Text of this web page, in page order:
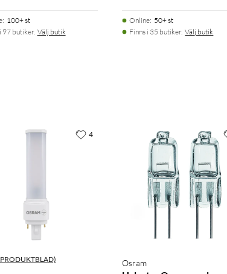
: 100+ st
97 butiker. Välj butik
Online: 50+ st
Finns i 35 butiker. Välj butik
4
Osram